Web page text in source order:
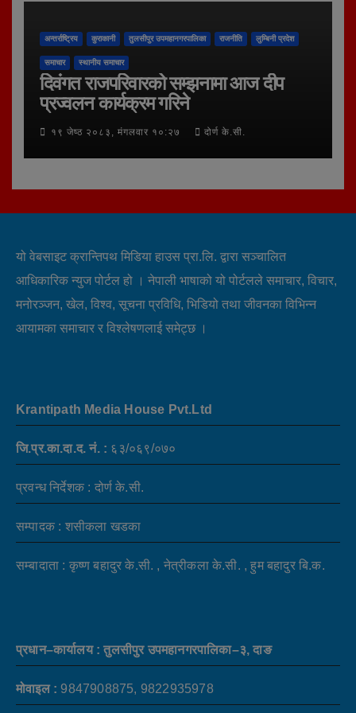
अन्तर्राष्ट्रिय कुराकानी तुलसीपुर उपमहानगरपालिका राजनीति लुम्बिनी प्रदेश
समाचार स्थानीय समाचार
दिवंगत राजपरिवारको सम्झनामा आज दीप
प्रज्वलन कार्यक्रम गरिने
१९ जेष्ठ २०८३, मंगलवार १०:२७ दोर्ण के.सी.
यो वेबसाइट क्रान्तिपथ मिडिया हाउस प्रा.लि. द्वारा सञ्चालित
आधिकारिक न्युज पोर्टल हो । नेपाली भाषाको यो पोर्टलले समाचार, विचार,
मनोरञ्जन, खेल, विश्व, सूचना प्रविधि, भिडियो तथा जीवनका विभिन्न
आयामका समाचार र विश्लेषणलाई समेट्छ ।
Krantipath Media House Pvt.Ltd
जि.प्र.का.दा.द. नं. : ६३/०६९/०७०
प्रवन्ध निर्देशक : दोर्ण के.सी.
सम्पादक : शसीकला खडका
सम्बादाता : कृष्ण बहादुर के.सी. , नेत्रीकला के.सी. , हुम बहादुर बि.क.
प्रधान–कार्यालय : तुलसीपुर उपमहानगरपालिका–३, दाङ
मोवाइल : 9847908875, 9822935978